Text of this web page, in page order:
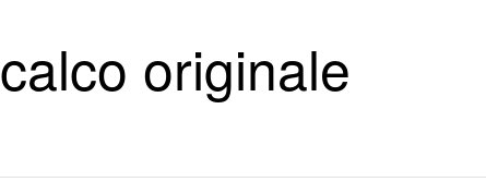
calco originale